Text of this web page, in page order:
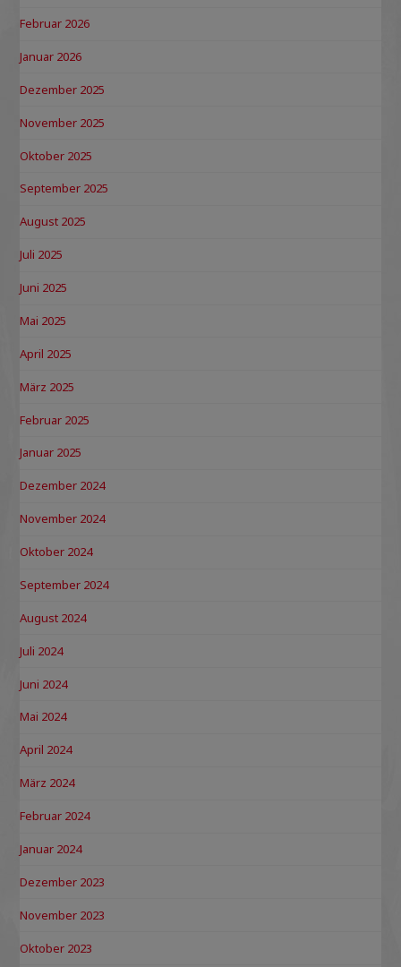
Februar 2026
Januar 2026
Dezember 2025
November 2025
Oktober 2025
September 2025
August 2025
Juli 2025
Juni 2025
Mai 2025
April 2025
März 2025
Februar 2025
Januar 2025
Dezember 2024
November 2024
Oktober 2024
September 2024
August 2024
Juli 2024
Juni 2024
Mai 2024
April 2024
März 2024
Februar 2024
Januar 2024
Dezember 2023
November 2023
Oktober 2023